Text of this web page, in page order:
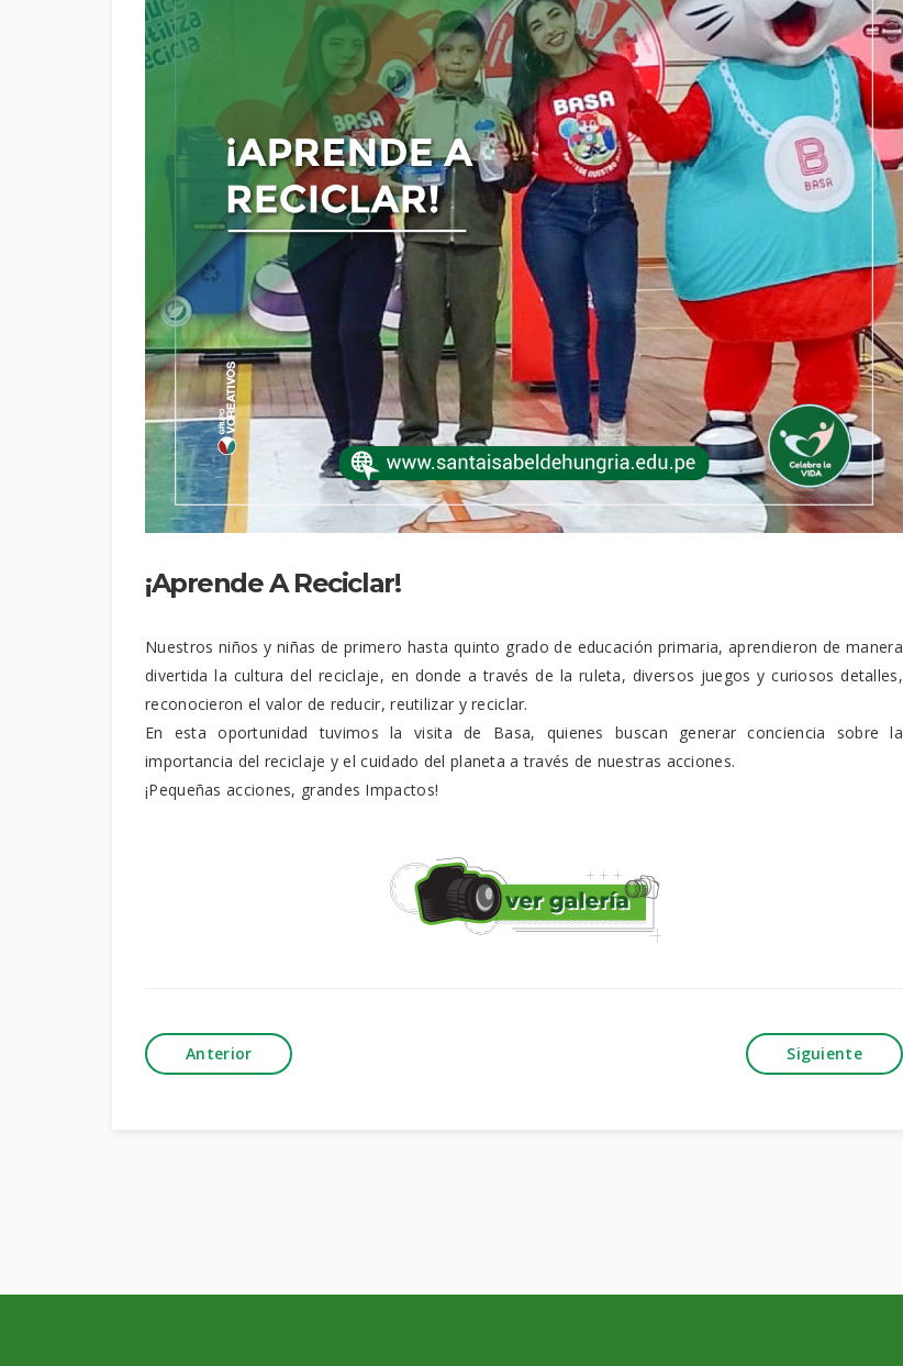
¡Aprende A Reciclar!
Nuestros niños y niñas de primero hasta quinto grado de educación primaria, aprendieron de manera
divertida la cultura del reciclaje, en donde a través de la ruleta, diversos juegos y curiosos detalles,
reconocieron el valor de reducir, reutilizar y reciclar.
En esta oportunidad tuvimos la visita de Basa, quienes buscan generar conciencia sobre la
importancia del reciclaje y el cuidado del planeta a través de nuestras acciones.
¡Pequeñas acciones, grandes Impactos!
Anterior Siguiente